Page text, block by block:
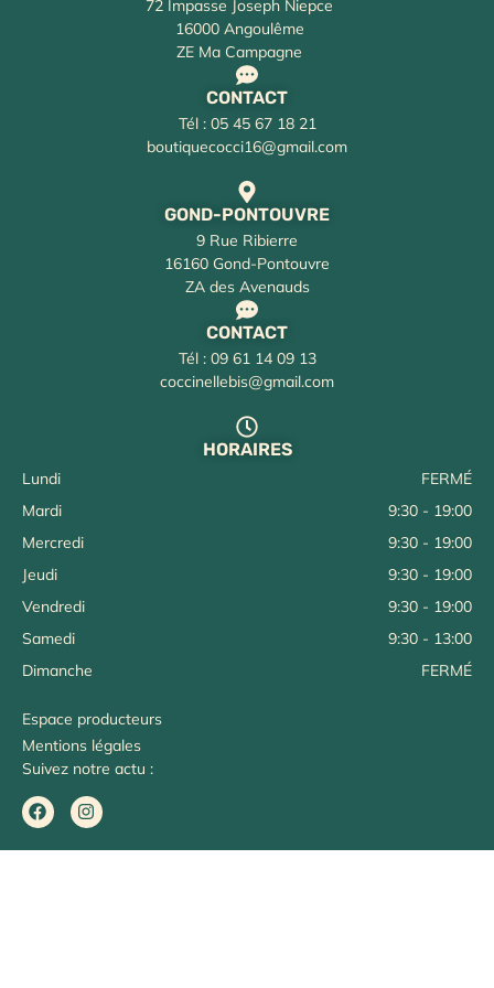
72 Impasse Joseph Niepce
16000 Angoulême
ZE Ma Campagne
CONTACT
Tél : 05 45 67 18 21
boutiquecocci16@gmail.com
GOND-PONTOUVRE
9 Rue Ribierre
16160 Gond-Pontouvre
ZA des Avenauds
CONTACT
Tél : 09 61 14 09 13
coccinellebis@gmail.com
HORAIRES
Lundi
FERMÉ
Mardi
9:30 - 19:00
Mercredi
9:30 - 19:00
Jeudi
9:30 - 19:00
Vendredi
9:30 - 19:00
Samedi
9:30 - 13:00
Dimanche
FERMÉ
Espace producteurs
Mentions légales
Suivez notre actu :